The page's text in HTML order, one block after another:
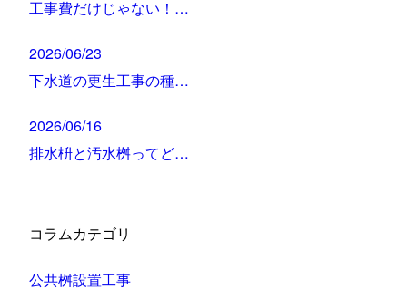
工事費だけじゃない！…
2026/06/23
下水道の更生工事の種…
2026/06/16
排水枡と汚水桝ってど…
コラムカテゴリ―
公共桝設置工事